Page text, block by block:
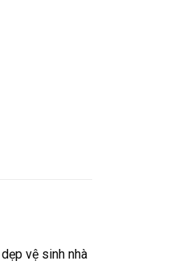
vệ sinh nhà